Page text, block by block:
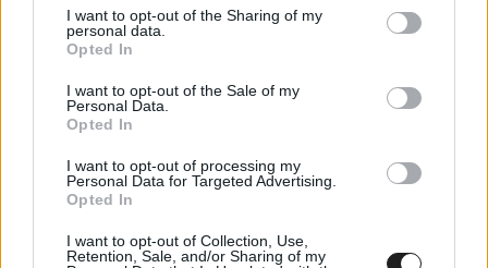
not limited to your visit or usage behaviour. You may click to
grant or deny consent to Google and its third-party tags to
use your data for below specified purposes in below Google
consent section.
I want to opt-out of the Sharing of my
personal data.
Opted In
I want to opt-out of the Sale of my
Personal Data.
Opted In
I want to opt-out of processing my
Personal Data for Targeted Advertising.
Opted In
I want to opt-out of Collection, Use,
Retention, Sale, and/or Sharing of my
miatt az év elején ugyanolyanok lesznek, nem
mindegy, hogy az adott versenyző, illetve csapat
mennyire hamar kapja meg a különböző
fejlesztéseket, és a VR46 ebben a tekintetben is
előnyben lehet.